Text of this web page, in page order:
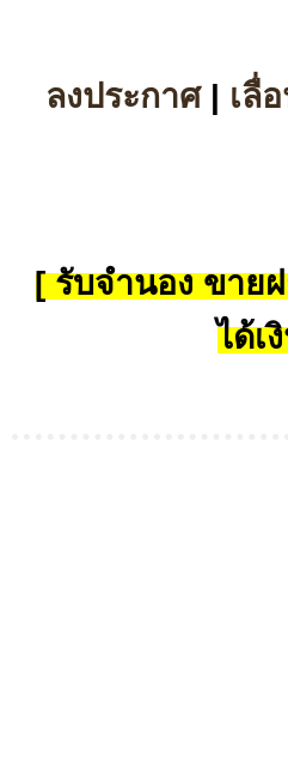
ลงประกาศ| เลื่
[ รับจำนอง ขาย
ได้เ